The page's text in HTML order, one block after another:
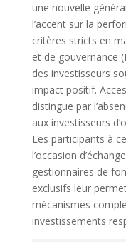
une nouvelle
l’accent sur la
critères stricts en
et de gouvernance
des investisseurs
impact positif.
distingue par
aux investisseurs
Les participants à
l’occasion
gestionnaires de
exclusifs leur
mécanismes
investissements